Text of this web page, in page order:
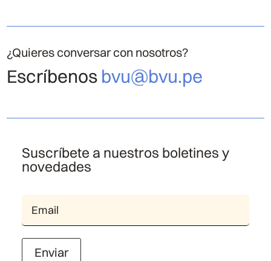
¿Quieres conversar con nosotros?
Escríbenos bvu@bvu.pe
Suscríbete a nuestros boletines y
novedades
Enviar